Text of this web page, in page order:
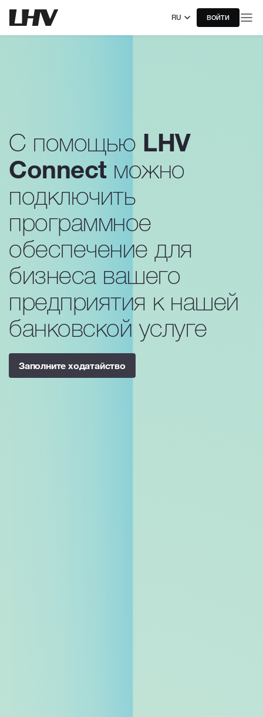
RU ВОЙТИ
С помощью LHV
Connectможно
подключить
программное
обеспечение для
бизнеса вашего
предприятия к нашей
банковской услуге
Заполните ходатайство